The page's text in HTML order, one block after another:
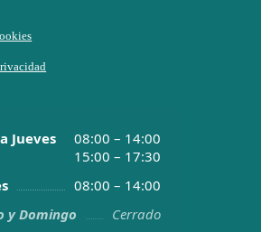
Jueves
08:00 – 14:00
15:00 – 17:30
08:00 – 14:00
y Domingo
Cerrado